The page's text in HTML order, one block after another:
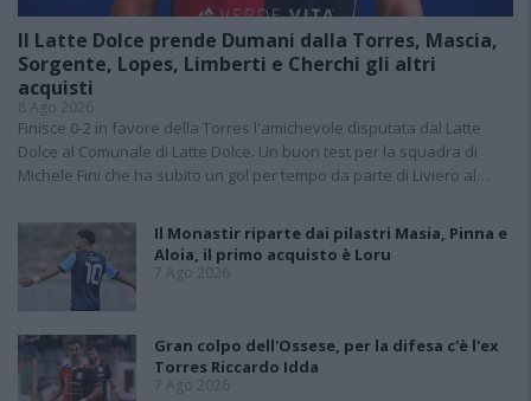
Il Latte Dolce prende Dumani dalla Torres, Mascia,
Sorgente, Lopes, Limberti e Cherchi gli altri
acquisti
8 Ago 2026
Finisce 0-2 in favore della Torres l'amichevole disputata dal Latte
Dolce al Comunale di Latte Dolce. Un buon test per la squadra di
Michele Fini che ha subito un gol per tempo da parte di Liviero al…
Il Monastir riparte dai pilastri Masia, Pinna e
Aloia, il primo acquisto è Loru
7 Ago 2026
Gran colpo dell'Ossese, per la difesa c'è l'ex
Torres Riccardo Idda
7 Ago 2026